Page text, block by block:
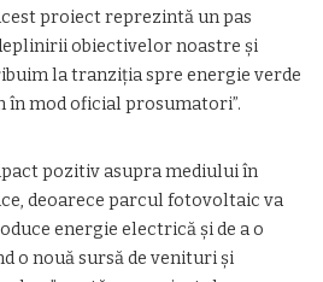
proiect reprezintă un pas
obiectivelor noastre și
la tranziția spre energie verde
în mod oficial prosumatori”.
pozitiv asupra mediului în
deoarece parcul fotovoltaic va
energie electrică și de a o
o nouă sursă de venituri și